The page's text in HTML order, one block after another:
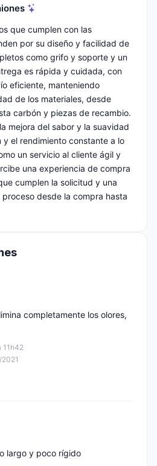
que cumplen con las
por su diseño y facilidad de
como grifo y soporte y un
es rápida y cuidada, con
eficiente, manteniendo
de los materiales, desde
carbón y piezas de recambio.
mejora del sabor y la suavidad
y el rendimiento constante a lo
un servicio al cliente ágil y
una experiencia de compra
cumplen la solicitud y una
desde la compra hasta
11h42
completamente los olores,
largo y poco rígido